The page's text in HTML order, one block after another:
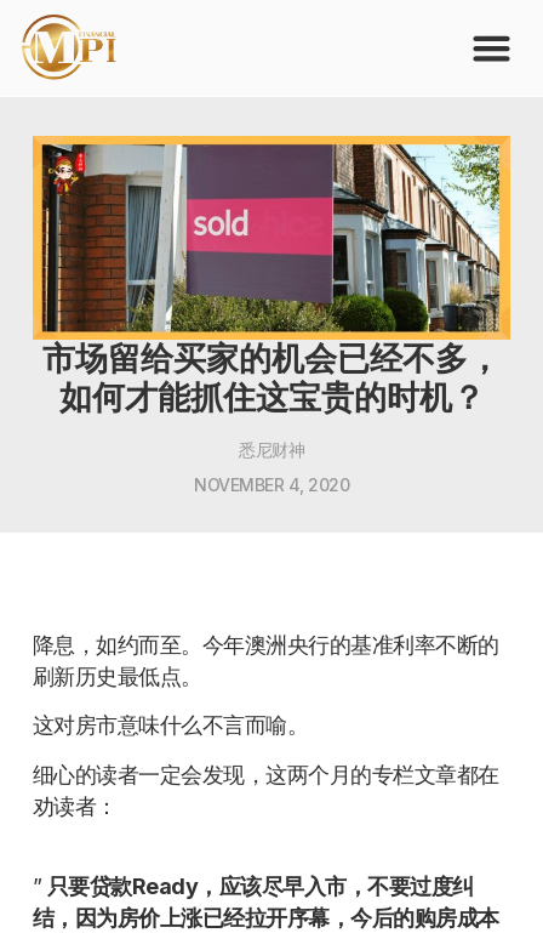
市场留给买家的机会已经不多，
如何才能抓住这宝贵的时机？
悉尼财神
NOVEMBER 4, 2020
降息，如约而至。今年澳洲央行的基准利率不断的
刷新历史最低点。
这对房市意味什么不言而喻。
细心的读者一定会发现，这两个月的专栏文章都在
劝读者：
” 只要贷款Ready，应该尽早入市，不要过度纠
结，因为房价上涨已经拉开序幕，今后的购房成本